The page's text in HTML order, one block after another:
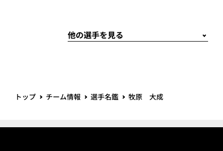
トップ チーム情報 選手名鑑 牧原 大成